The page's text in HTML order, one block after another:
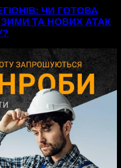
ЧИ ГОТОВА
ТА НОВИХ АТАК